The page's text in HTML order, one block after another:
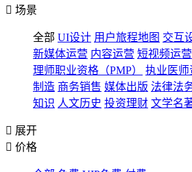
 场景
全部 UI设计 用户旅程地图 交互
新媒体运营 内容运营 短视频运营
理师职业资格（PMP）
执业医师
制造 商务销售 媒体出版 法律法
知识 人文历史 投资理财 文学名
 展开
 价格